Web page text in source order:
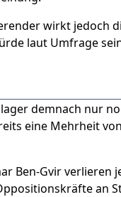
wirkt jedoch
laut Umfrage
demnach nur
eine Mehrheit
Ben-Gvir verlieren
an